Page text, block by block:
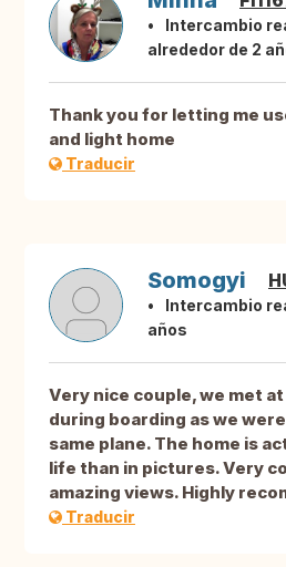
Intercambio
alrededor de 2
Thank you for letting me
and light home
Traducir
Somogyi
Intercambio
años
Very nice couple, we met
during boarding as we
same plane. The home is
life than in pictures. Very
amazing views. Highly
Traducir